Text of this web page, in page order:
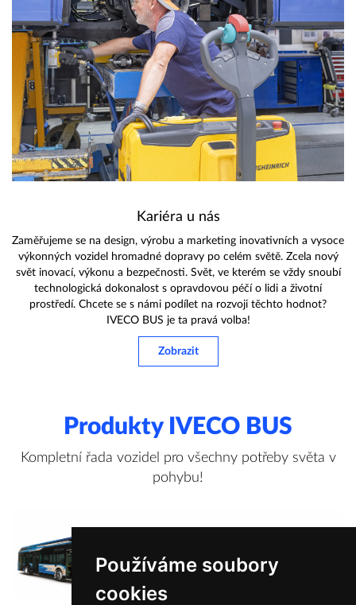
Používáme soubory
cookies
Kariéra u nás
Zaměřujeme se na design, výrobu a marketing inovativních a vysoce
výkonných vozidel hromadné dopravy po celém světě. Zcela nový
svět inovací, výkonu a bezpečnosti. Svět, ve kterém se vždy snoubí
technologická dokonalost s opravdovou péčí o lidi a životní
prostředí. Chcete se s námi podílet na rozvoji těchto hodnot?
IVECO BUS je ta pravá volba!
Zobrazit
Produkty IVECO BUS
Kompletní řada vozidel pro všechny potřeby světa v
pohybu!